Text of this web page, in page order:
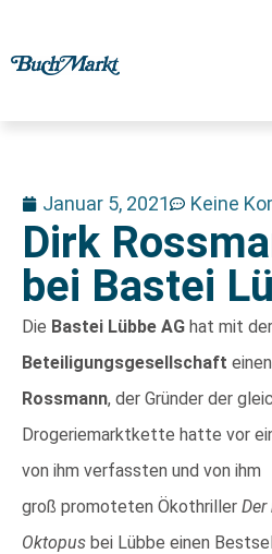
Januar 5, 2021 Keine
Dirk
bei Bastei
Die Bastei Lübbe AG hat mit der
Beteiligungsgesellschaft
Rossmann, der Gründer der
Drogeriemarktkette hatte vor
von ihm verfassten und von ihm
groß promoteten Ökothriller
Oktopus bei Lübbe einen